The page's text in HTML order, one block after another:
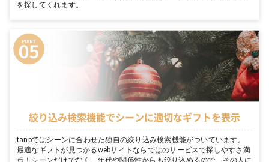
を探してくれます。
絞り込み検索機能でシーンに適切なギフトを表示
tanpではシーンに合わせた独自の絞り込み検索機能がついています。
最適なギフトが見つかるwebサイトならではのサービスで探しやすさ満
点！シーンだけでなく、年代や関係性からも絞り込めるので、その人に